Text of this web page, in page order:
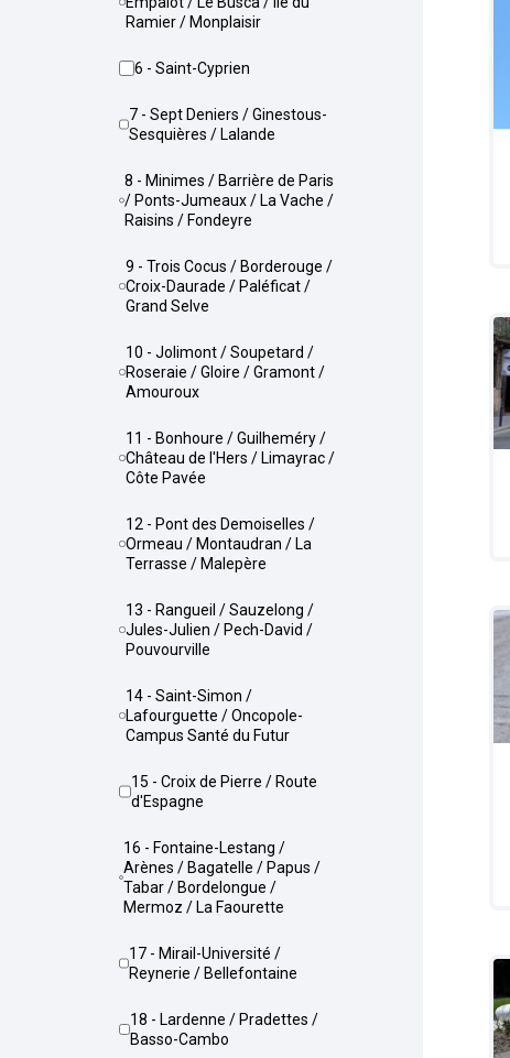
Ramier / Monplaisir
6 - Saint-Cyprien
7 - Sept Deniers / Ginestous-
Sesquières / Lalande
8 - Minimes / Barrière de Paris
/ Ponts-Jumeaux / La Vache /
Raisins / Fondeyre
9 - Trois Cocus / Borderouge /
Croix-Daurade / Paléficat /
Grand Selve
10 - Jolimont / Soupetard /
Roseraie / Gloire / Gramont /
Amouroux
11 - Bonhoure / Guilheméry /
Château de l'Hers / Limayrac /
Côte Pavée
12 - Pont des Demoiselles /
Ormeau / Montaudran / La
Terrasse / Malepère
13 - Rangueil / Sauzelong /
Jules-Julien / Pech-David /
Pouvourville
14 - Saint-Simon /
Lafourguette / Oncopole-
Campus Santé du Futur
15 - Croix de Pierre / Route
d'Espagne
16 - Fontaine-Lestang /
Arènes / Bagatelle / Papus /
Tabar / Bordelongue /
Mermoz / La Faourette
17 - Mirail-Université /
Reynerie / Bellefontaine
18 - Lardenne / Pradettes /
Basso-Cambo